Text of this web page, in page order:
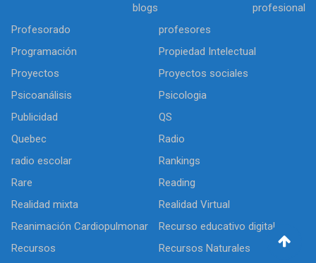
blogs
profesional
Profesorado
profesores
Programación
Propiedad Intelectual
Proyectos
Proyectos sociales
Psicoanálisis
Psicologia
Publicidad
QS
Quebec
Radio
radio escolar
Rankings
Rare
Reading
Realidad mixta
Realidad Virtual
Reanimación Cardiopulmonar
Recurso educativo digital
Recursos
Recursos Naturales